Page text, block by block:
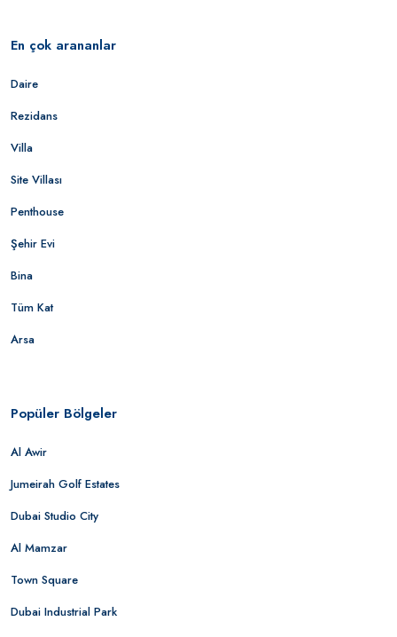
En çok arananlar
Daire
Rezidans
Villa
Site Villası
Penthouse
Şehir Evi
Bina
Tüm Kat
Arsa
Popüler Bölgeler
Al Awir
Jumeirah Golf Estates
Dubai Studio City
Al Mamzar
Town Square
Dubai Industrial Park